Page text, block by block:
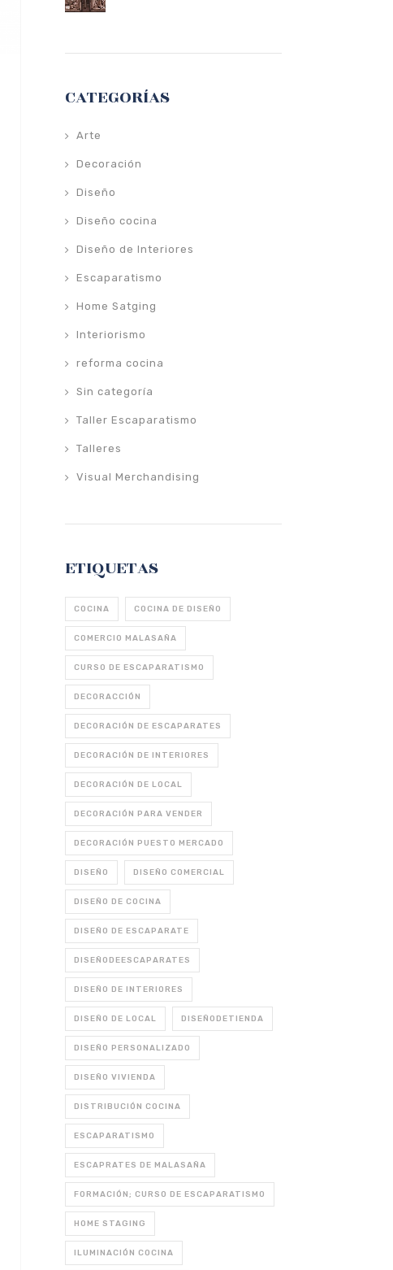
CATEGORÍAS
Arte
Decoración
Diseño
Diseño cocina
Diseño de Interiores
Escaparatismo
Home Satging
Interiorismo
reforma cocina
Sin categoría
Taller Escaparatismo
Talleres
Visual Merchandising
ETIQUETAS
COCINA COCINA DE DISEÑO
COMERCIO MALASAÑA
CURSO DE ESCAPARATISMO
DECORACCIÓN
DECORACIÓN DE ESCAPARATES
DECORACIÓN DE INTERIORES
DECORACIÓN DE LOCAL
DECORACIÓN PARA VENDER
DECORACIÓN PUESTO MERCADO
DISEÑO DISEÑO COMERCIAL
DISEÑO DE COCINA
DISEÑO DE ESCAPARATE
DISEÑODEESCAPARATES
DISEÑO DE INTERIORES
DISEÑO DE LOCAL DISEÑODETIENDA
DISEÑO PERSONALIZADO
DISEÑO VIVIENDA
DISTRIBUCIÓN COCINA
ESCAPARATISMO
ESCAPRATES DE MALASAÑA
FORMACIÓN; CURSO DE ESCAPARATISMO
HOME STAGING
ILUMINACIÓN COCINA